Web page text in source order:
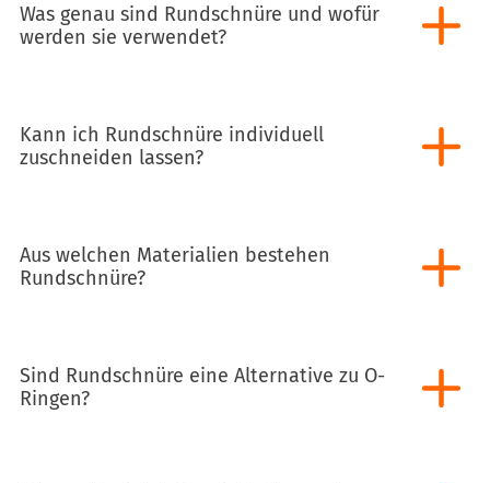
Was genau sind Rundschnüre und wofür
werden sie verwendet?
Kann ich Rundschnüre individuell
zuschneiden lassen?
Aus welchen Materialien bestehen
Rundschnüre?
Sind Rundschnüre eine Alternative zu O-
Ringen?